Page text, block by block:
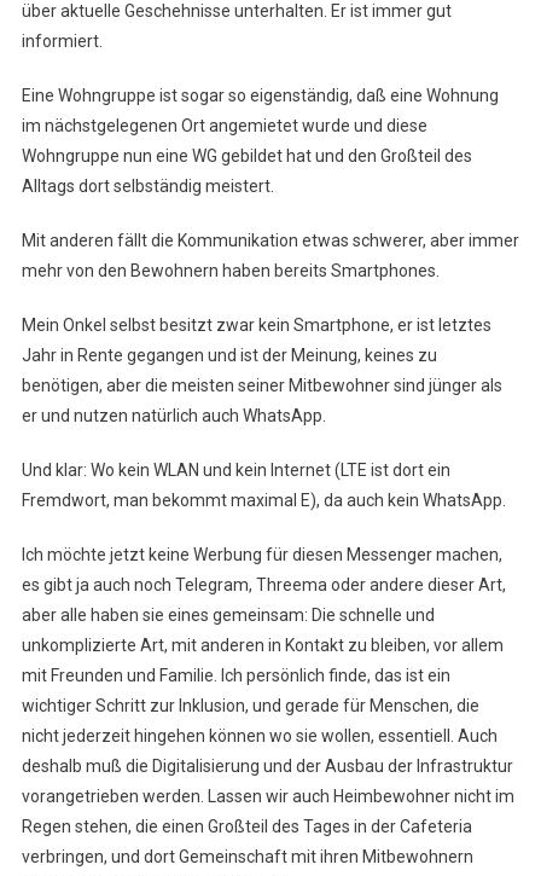
über aktuelle Geschehnisse unterhalten. Er ist immer gut
informiert.
Eine Wohngruppe ist sogar so eigenständig, daß eine Wohnung
im nächstgelegenen Ort angemietet wurde und diese
Wohngruppe nun eine WG gebildet hat und den Großteil des
Alltags dort selbständig meistert.
Mit anderen fällt die Kommunikation etwas schwerer, aber immer
mehr von den Bewohnern haben bereits Smartphones.
Mein Onkel selbst besitzt zwar kein Smartphone, er ist letztes
Jahr in Rente gegangen und ist der Meinung, keines zu
benötigen, aber die meisten seiner Mitbewohner sind jünger als
er und nutzen natürlich auch WhatsApp.
Und klar: Wo kein WLAN und kein Internet (LTE ist dort ein
Fremdwort, man bekommt maximal E), da auch kein WhatsApp.
Ich möchte jetzt keine Werbung für diesen Messenger machen,
es gibt ja auch noch Telegram, Threema oder andere dieser Art,
aber alle haben sie eines gemeinsam: Die schnelle und
unkomplizierte Art, mit anderen in Kontakt zu bleiben, vor allem
mit Freunden und Familie. Ich persönlich finde, das ist ein
wichtiger Schritt zur Inklusion, und gerade für Menschen, die
nicht jederzeit hingehen können wo sie wollen, essentiell. Auch
deshalb muß die Digitalisierung und der Ausbau der Infrastruktur
vorangetrieben werden. Lassen wir auch Heimbewohner nicht im
Regen stehen, die einen Großteil des Tages in der Cafeteria
verbringen, und dort Gemeinschaft mit ihren Mitbewohnern